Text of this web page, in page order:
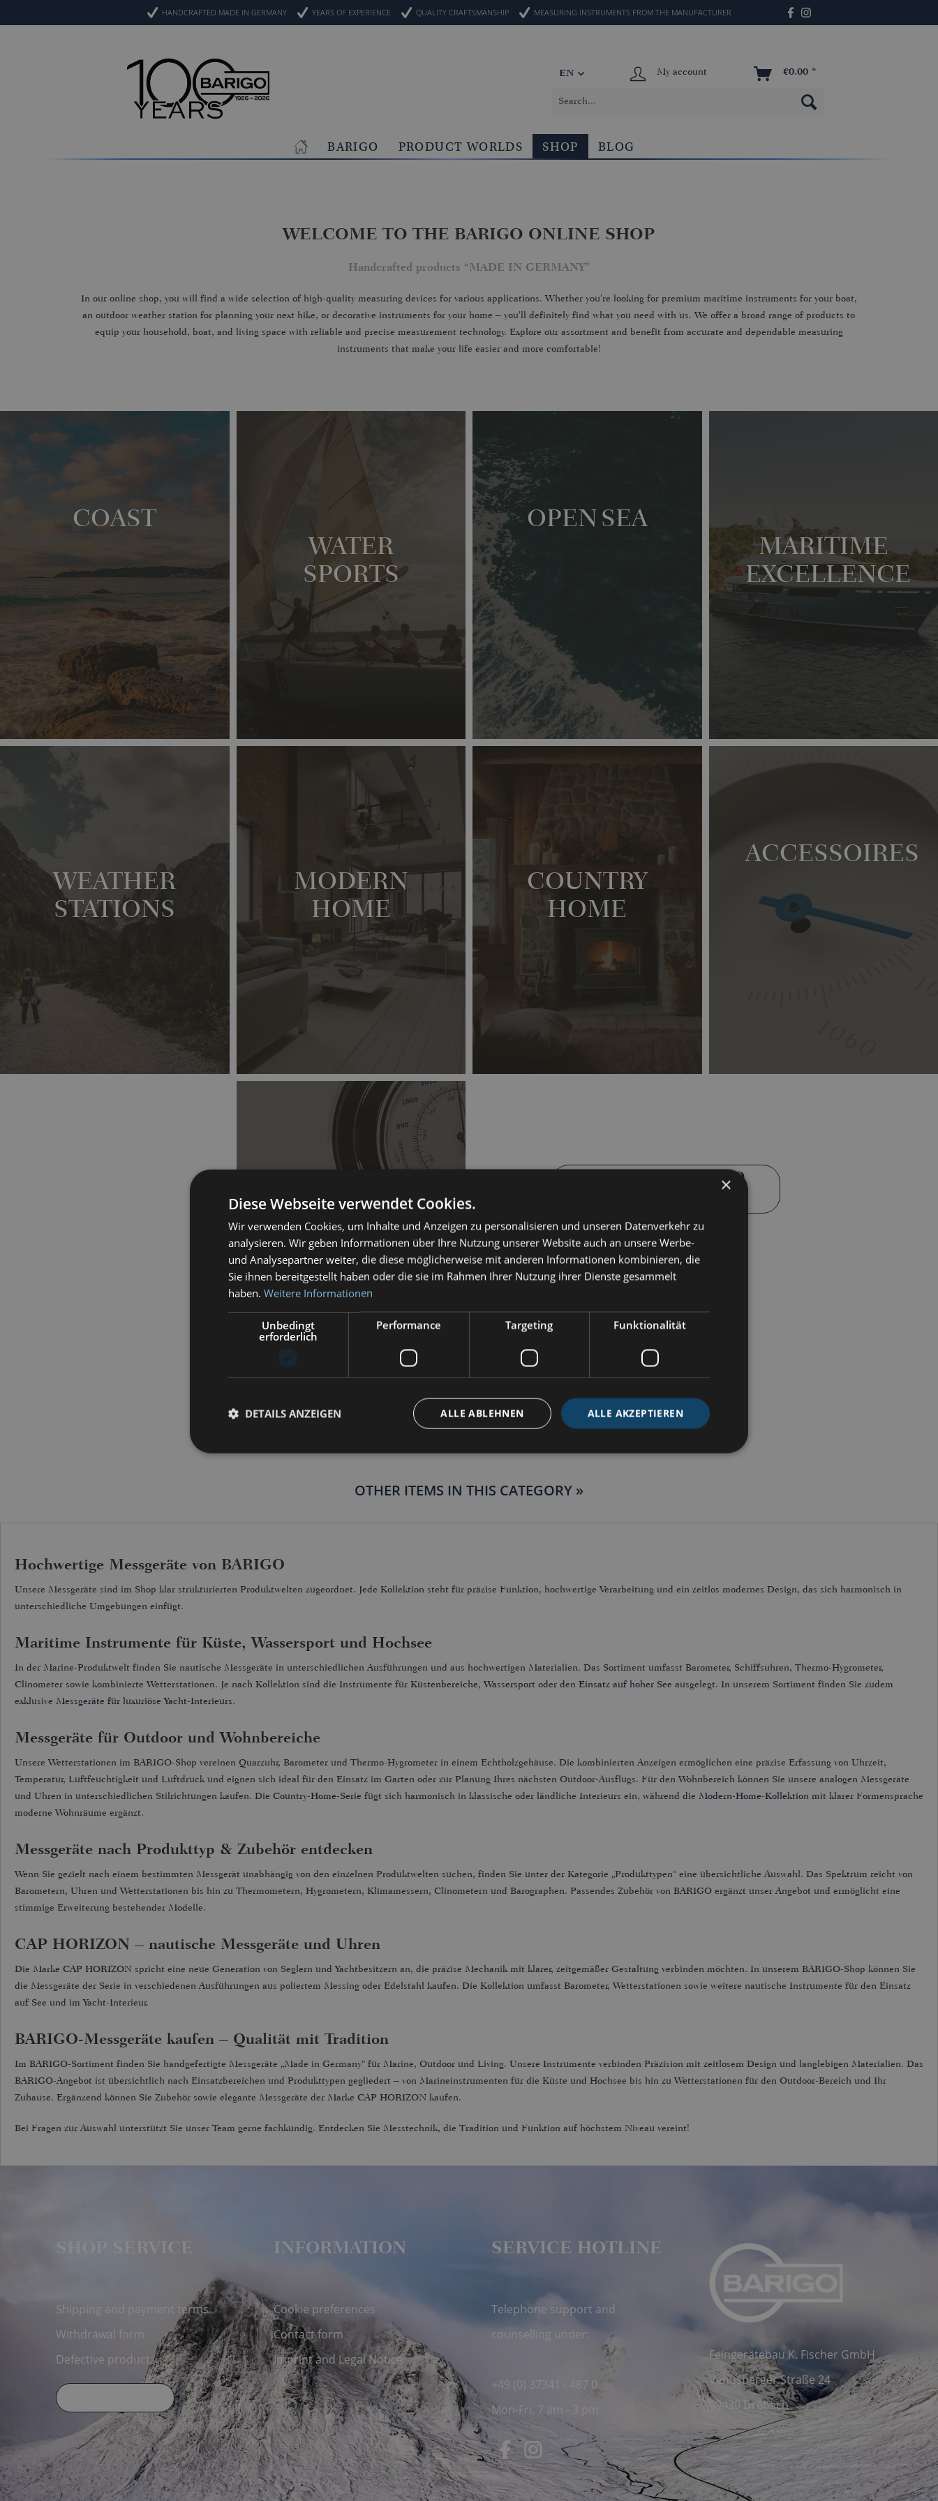
HANDCRAFTED MADE IN GERMANY YEARS OF EXPERIENCE QUALITY CRAFTSMANSHIP MEASURING INSTRUMENTS FROM THE MANUFACTURER
EN My account €0.00 *
BARIGO PRODUCT WORLDS SHOP BLOG
COAST
WATER
SPORTS
OPEN SEA
MARITIME
EXCELLENCE
WEATHER
STATIONS
MODERN
HOME
COUNTRY
HOME
ACCESSOIRES
PRODUCT
TYPES
Browse through the BARIGO
WELCOME TO THE BARIGO ONLINE SHOP
Handcrafted products “MADE IN GERMANY”
In our online shop, you will find a wide selection of high-quality measuring devices for various applications. Whether you're looking for premium maritime instruments for your boat,
an outdoor weather station for planning your next hike, or decorative instruments for your home – you'll definitely find what you need with us. We offer a broad range of products to
equip your household, boat, and living space with reliable and precise measurement technology. Explore our assortment and benefit from accurate and dependable measuring
instruments that make your life easier and more comfortable!
OTHER ITEMS IN THIS CATEGORY »
Hochwertige Messgeräte von BARIGO
Unsere Messgeräte sind im Shop klar strukturierten Produktwelten zugeordnet. Jede Kollektion steht für präzise Funktion, hochwertige Verarbeitung und ein zeitlos modernes Design, das sich harmonisch in
unterschiedliche Umgebungen einfügt.
Maritime Instrumente für Küste, Wassersport und Hochsee
In der Marine-Produktwelt finden Sie nautische Messgeräte in unterschiedlichen Ausführungen und aus hochwertigen Materialien. Das Sortiment umfasst Barometer, Schiffsuhren, Thermo-Hygrometer,
Clinometer sowie kombinierte Wetterstationen. Je nach Kollektion sind die Instrumente für Küstenbereiche, Wassersport oder den Einsatz auf hoher See ausgelegt. In unserem Sortiment finden Sie zudem
exklusive Messgeräte für luxuriöse Yacht-Interieurs.
Messgeräte für Outdoor und Wohnbereiche
Unsere Wetterstationen im BARIGO-Shop vereinen Quarzuhr, Barometer und Thermo-Hygrometer in einem Echtholzgehäuse. Die kombinierten Anzeigen ermöglichen eine präzise Erfassung von Uhrzeit,
Temperatur, Luftfeuchtigkeit und Luftdruck und eignen sich ideal für den Einsatz im Garten oder zur Planung Ihres nächsten Outdoor-Ausflugs. Für den Wohnbereich können Sie unsere analogen Messgeräte
und Uhren in unterschiedlichen Stilrichtungen kaufen. Die Country-Home-Serie fügt sich harmonisch in klassische oder ländliche Interieurs ein, während die Modern-Home-Kollektion mit klarer Formensprache
moderne Wohnräume ergänzt.
Messgeräte nach Produkttyp & Zubehör entdecken
Wenn Sie gezielt nach einem bestimmten Messgerät unabhängig von den einzelnen Produktwelten suchen, finden Sie unter der Kategorie „Produkttypen“ eine übersichtliche Auswahl. Das Spektrum reicht von
Barometern, Uhren und Wetterstationen bis hin zu Thermometern, Hygrometern, Klimamessern, Clinometern und Barographen. Passendes Zubehör von BARIGO ergänzt unser Angebot und ermöglicht eine
stimmige Erweiterung bestehender Modelle.
CAP HORIZON – nautische Messgeräte und Uhren
Die Marke CAP HORIZON spricht eine neue Generation von Seglern und Yachtbesitzern an, die präzise Mechanik mit klarer, zeitgemäßer Gestaltung verbinden möchten. In unserem BARIGO-Shop können Sie
die Messgeräte der Serie in verschiedenen Ausführungen aus poliertem Messing oder Edelstahl kaufen. Die Kollektion umfasst Barometer, Wetterstationen sowie weitere nautische Instrumente für den Einsatz
auf See und im Yacht-Interieur.
BARIGO-Messgeräte kaufen – Qualität mit Tradition
Im BARIGO-Sortiment finden Sie handgefertigte Messgeräte „Made in Germany“ für Marine, Outdoor und Living. Unsere Instrumente verbinden Präzision mit zeitlosem Design und langlebigen Materialien. Das
BARIGO-Angebot ist übersichtlich nach Einsatzbereichen und Produkttypen gegliedert – von Marineinstrumenten für die Küste und Hochsee bis hin zu Wetterstationen für den Outdoor-Bereich und Ihr
Zuhause. Ergänzend können Sie Zubehör sowie elegante Messgeräte der Marke CAP HORIZON kaufen.
Bei Fragen zur Auswahl unterstützt Sie unser Team gerne fachkundig. Entdecken Sie Messtechnik, die Tradition und Funktion auf höchstem Niveau vereint!
Feingerätebau K. Fischer GmbH
Venusberger Straße 24
09430 Drebach
SHOP SERVICE
Shipping and payment terms
Withdrawal form
Defective product
INFORMATION
Cookie preferences
Contact form
Imprint and Legal Notice
SERVICE HOTLINE
Telephone support and
counselling under:
+49 (0) 37341 - 487 0
Mon-Fri, 7 am - 3 pm
×
Diese Webseite verwendet Cookies.
Wir verwenden Cookies, um Inhalte und Anzeigen zu personalisieren und unseren Datenverkehr zu
analysieren. Wir geben Informationen über Ihre Nutzung unserer Website auch an unsere Werbe-
und Analysepartner weiter, die diese möglicherweise mit anderen Informationen kombinieren, die
Sie ihnen bereitgestellt haben oder die sie im Rahmen Ihrer Nutzung ihrer Dienste gesammelt
haben. Weitere Informationen
Unbedingt
erforderlich
Performance Targeting Funktionalität
ALLE AKZEPTIEREN
ALLE ABLEHNEN
DETAILS ANZEIGEN